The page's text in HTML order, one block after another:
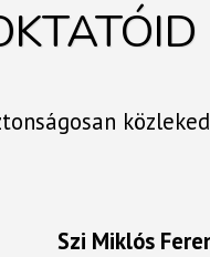
Szi Miklós